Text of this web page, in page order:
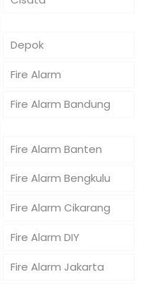
Depok
Fire Alarm
Fire Alarm Bandung
Fire Alarm Banten
Fire Alarm Bengkulu
Fire Alarm Cikarang
Fire Alarm DIY
Fire Alarm Jakarta